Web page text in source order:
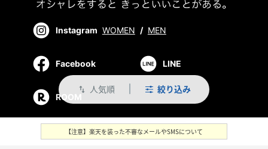
swap_vert 人気順 絞り込み
Instagram WOMEN / MEN
Facebook LINE
ROOM
【注意】楽天を装った不審なメールやSMSについて